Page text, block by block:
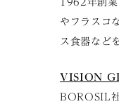
1962年創
やフラスコ
ス食器など
VISION
BOROSIL